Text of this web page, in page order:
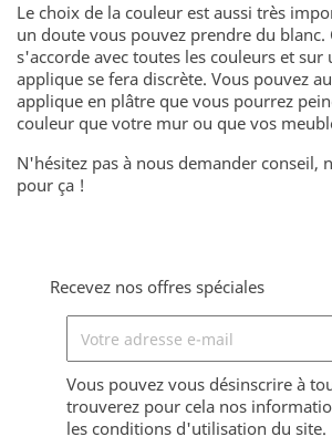
Le choix de la couleur est aussi très
un doute vous pouvez prendre du blanc.
s'accorde avec toutes les couleurs et
applique se fera discrète. Vous pouvez
applique en plâtre que vous pourrez
couleur que votre mur ou que vos
N'hésitez pas à nous demander conseil,
pour ça !
Recevez nos offres spéciales
Vous pouvez vous désinscrire à
trouverez pour cela nos
les conditions d'utilisation du site.